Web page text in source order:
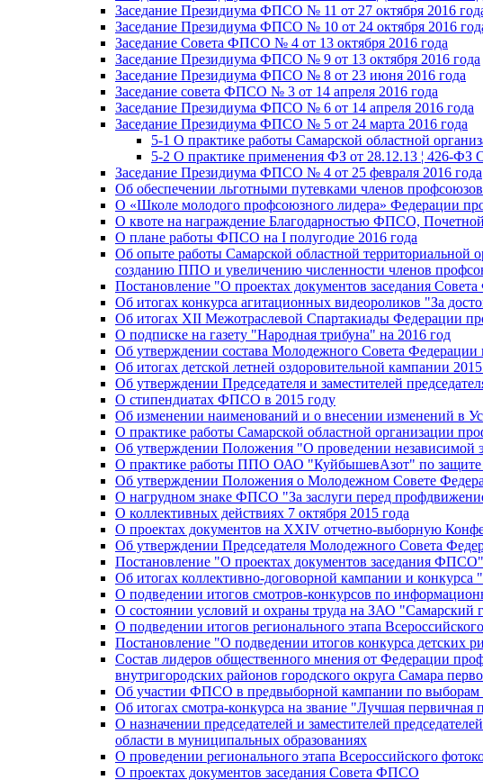
Заседание Президиума ФПСО № 11 от 27 октября 2016
Заседание Президиума ФПСО № 10 от 24 октября 2016
Заседание Совета ФПСО № 4 от 13 октября 2016 года
Заседание Президиума ФПСО № 9 от 13 октября 2016 года
Заседание Президиума ФПСО № 8 от 23 июня 2016 года
Заседание совета ФПСО № 3 от 14 апреля 2016 года
Заседание Президиума ФПСО № 6 от 14 апреля 2016 года
Заседание Президиума ФПСО № 5 от 24 марта 2016 года
5-1 О практике работы Самарской областной
5-2 О практике применения ФЗ от 28.12.13 ¦ 426-ФЗ
Заседание Президиума ФПСО № 4 от 25 февраля 2016 года
Об обеспечении льготными путевками членов
О «Школе молодого профсоюзного лидера» Федерации
О квоте на награждение Благодарностью ФПСО,
О плане работы ФПСО на I полугодие 2016 года
Об опыте работы Самарской областной
созданию ППО и увеличению численности членов
Постановление "О проектах документов заседания
Об итогах конкурса агитационных видеороликов "За
Об итогах XII Межотраслевой Спартакиады Федерации
О подписке на газету "Народная трибуна" на 2016 год
Об утверждении состава Молодежного Совета Федерации
Об итогах детской летней оздоровительной кампании
Об утверждении Председателя и заместителей
О стипендиатах ФПСО в 2015 году
Об изменении наименований и о внесении изменений в
О практике работы Самарской областной организации
Об утверждении Положения "О проведении независимой
О практике работы ППО ОАО "КуйбышевАзот" по
Об утверждении Положения о Молодежном Совете
О нагрудном знаке ФПСО "За заслуги перед
О коллективных действиях 7 октября 2015 года
О проектах документов на XXIV отчетно-выборную
Об утверждении Председателя Молодежного Совета
Постановление "О проектах документов заседания ФПСО"
Об итогах коллективно-договорной кампании и
О подведении итогов смотров-конкурсов по
О состоянии условий и охраны труда на ЗАО "Самарский
О подведении итогов регионального этапа
Постановление "О подведении итогов конкурса детских
Состав лидеров общественного мнения от Федерации
внутригородских районов городского округа Самара
Об участии ФПСО в предвыборной кампании по выборам
Об итогах смотра-конкурса на звание "Лучшая
О назначении председателей и заместителей
области в муниципальных образованиях
О проведении регионального этапа Всероссийского
О проектах документов заседания Совета ФПСО